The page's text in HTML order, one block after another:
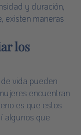
y duración,
existen maneras
los
vida pueden
encuentran
es que estos
algunos que